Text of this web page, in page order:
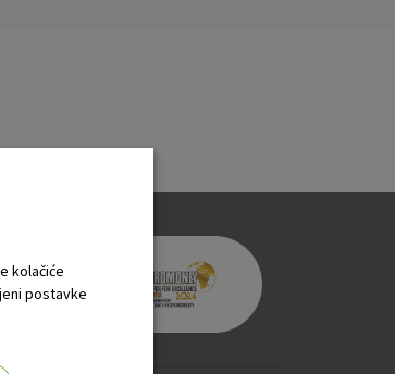
kolačiće
postavke